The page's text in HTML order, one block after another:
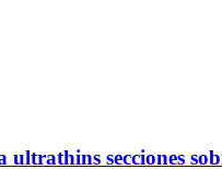
secciones